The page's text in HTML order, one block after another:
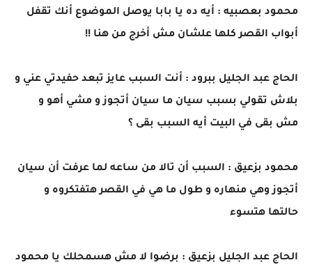
محمود بعصبيه : أيه ده يا بابا يوصل الموضوع أنك تقفل
أبواب القصر كلها علشان مش أخرج من هنا !!
الحاج عبد الجليل ببرود : أنت السبب عايز تبعد حفيدتي عني و
بلاش تقولي بسبب سيان ما سيان أتجوز و مشي أهو و
مش بقى في البيت أيه السبب بقى ؟
محمود بزعيق : السبب أن تالا من ساعه لما عرفت أن سيان
أتجوز وهي منهاره و طول ما هي في القصر هتفتكروه و
حالتها هتسوء
الحاج عبد الجليل بزعيق : برضوا لا مش هسمحلك يا محمود